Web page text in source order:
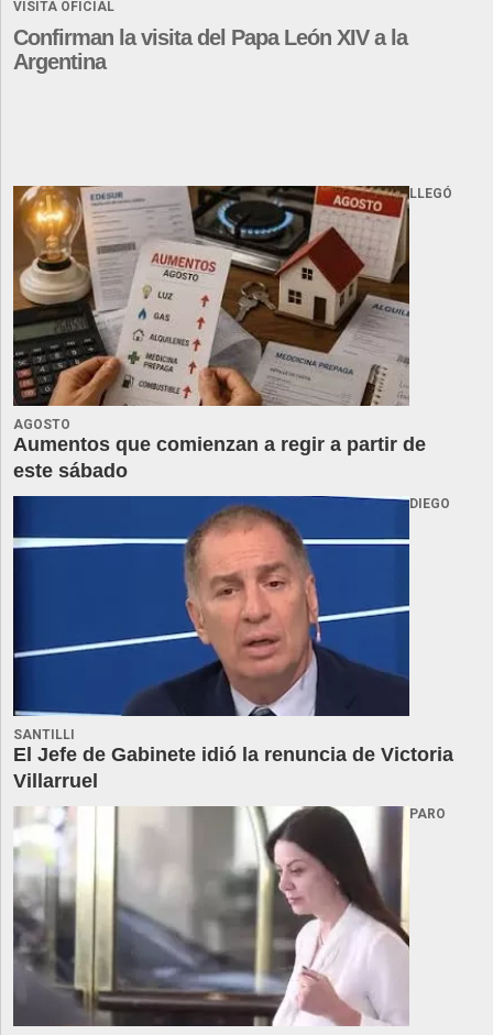
VISITA OFICIAL
Confirman la visita del Papa León XIV a la
Argentina
LLEGÓ
AGOSTO
Aumentos que comienzan a regir a partir de
este sábado
DIEGO
SANTILLI
El Jefe de Gabinete idió la renuncia de Victoria
Villarruel
PARO